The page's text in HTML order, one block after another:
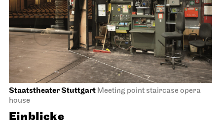
Staatstheater Stuttgart Meeting point staircase opera
house
Einblicke